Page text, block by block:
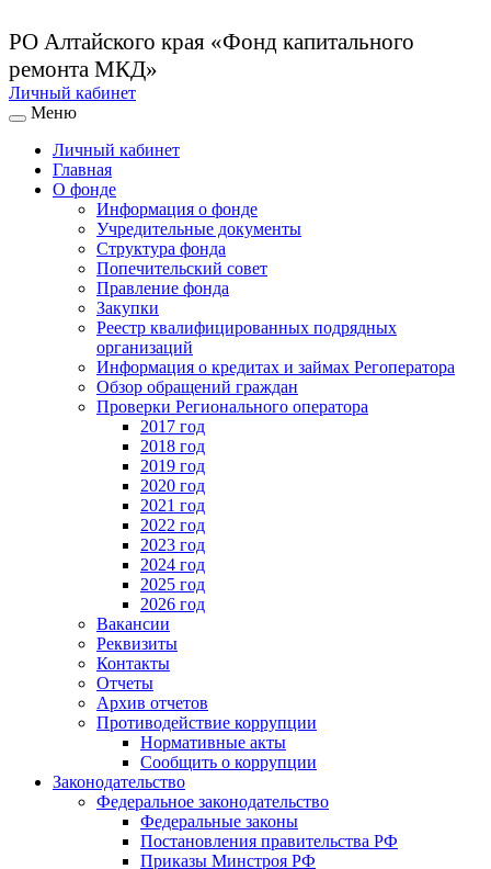
РО Алтайского края «Фонд капитального
ремонта МКД»
Личный кабинет
Меню
Личный кабинет
Главная
О фонде
Информация о фонде
Учредительные документы
Структура фонда
Попечительский совет
Правление фонда
Закупки
Реестр квалифицированных подрядных
организаций
Информация о кредитах и займах Регоператора
Обзор обращений граждан
Проверки Регионального оператора
2017 год
2018 год
2019 год
2020 год
2021 год
2022 год
2023 год
2024 год
2025 год
2026 год
Вакансии
Реквизиты
Контакты
Отчеты
Архив отчетов
Противодействие коррупции
Нормативные акты
Сообщить о коррупции
Законодательство
Федеральное законодательство
Федеральные законы
Постановления правительства РФ
Приказы Минстроя РФ